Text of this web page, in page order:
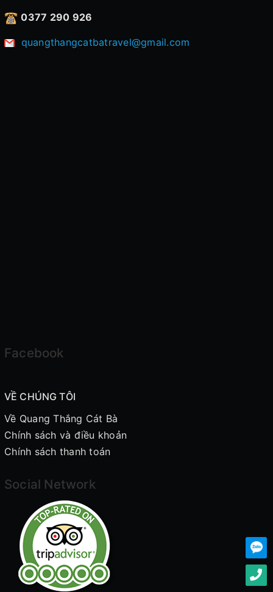
0377 290 926
quangthangcatbatravel@gmail.com
Facebook
VỀ CHÚNG TÔI
Về Quang Thắng Cát Bà
Chính sách và điều khoản
Chính sách thanh toán
Social Network